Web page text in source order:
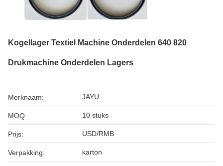
Kogellager Textiel Machine Onderdelen 640 820
Drukmachine Onderdelen Lagers
Merknaam: JAYU
MOQ: 10 stuks
Prijs: USD/RMB
Verpakking: karton